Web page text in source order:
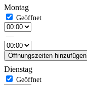
Montag
—
Öffnungszeiten hinzufügen
Dienstag